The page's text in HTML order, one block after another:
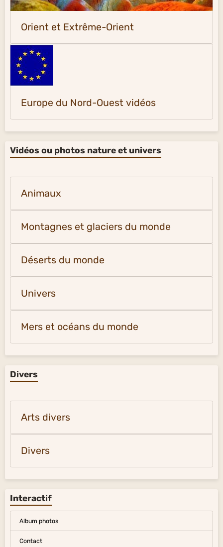
Orient et Extrême-Orient
Europe du Nord-Ouest vidéos
Vidéos ou photos nature et univers
Animaux
Montagnes et glaciers du monde
Déserts du monde
Univers
Mers et océans du monde
Divers
Arts divers
Divers
Interactif
Album photos
Contact